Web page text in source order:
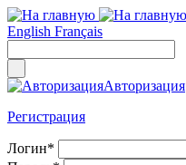
English Français
Авторизация
Регистрация
Логин*